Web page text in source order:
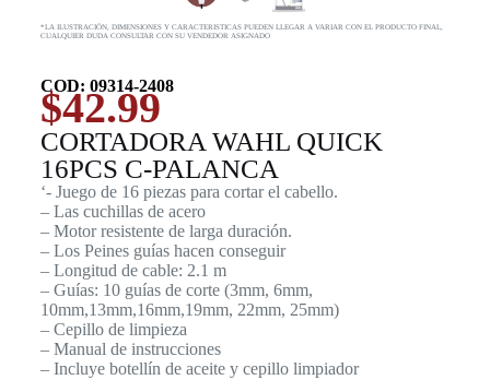
*LA ILUSTRACIÓN, DIMENSIONES Y CARACTERISTICAS PUEDEN LLEGAR A VARIAR CON EL PRODUCTO FINAL,
CUALQUIER DUDA CONSULTAR CON SU VENDEDOR ASIGNADO
COD: 09314-2408
$42.99
CORTADORA WAHL QUICK
16PCS C-PALANCA
‘- Juego de 16 piezas para cortar el cabello.
– Las cuchillas de acero
– Motor resistente de larga duración.
– Los Peines guías hacen conseguir
– Longitud de cable: 2.1 m
– Guías: 10 guías de corte (3mm, 6mm,
10mm,13mm,16mm,19mm, 22mm, 25mm)
– Cepillo de limpieza
– Manual de instrucciones
– Incluye botellín de aceite y cepillo limpiador